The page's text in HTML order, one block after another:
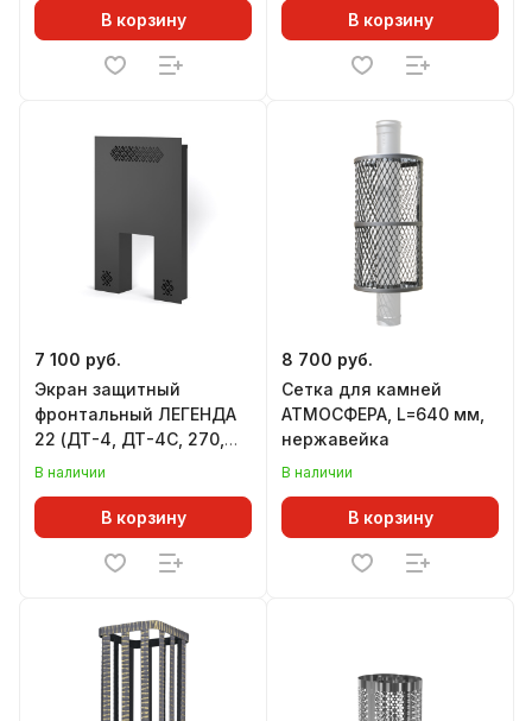
В корзину В корзину
7 100 руб.
Экран защитный
фронтальный ЛЕГЕНДА
22 (ДТ-4, ДТ-4С, 270,
271)
В наличии
В корзину
8 700 руб.
Сетка для камней
АТМОСФЕРА, L=640 мм,
нержавейка
В наличии
В корзину